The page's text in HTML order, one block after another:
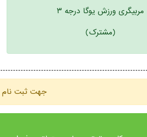
مربیگری ورزش یوگا درجه ۳
(مشترک)
جهت ثبت نام